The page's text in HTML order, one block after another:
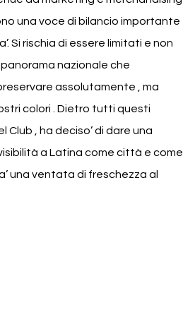
una voce di bilancio importante
Si rischia di essere limitati e non
nazionale che
assolutamente , ma
colori . Dietro tutti questi
, ha deciso’ di dare una
a Latina come città e come
una ventata di freschezza al